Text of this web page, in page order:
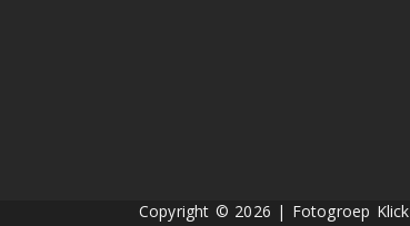
Copyright © 2026 | Fotogroep Klick